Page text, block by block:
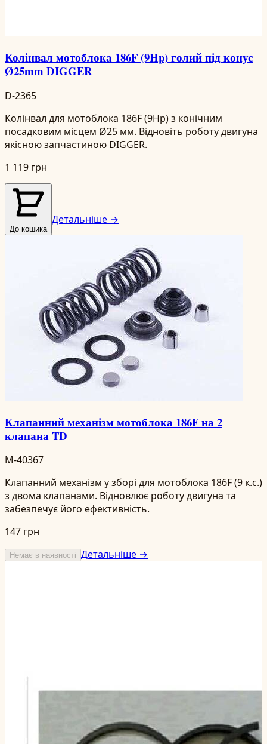
Колінвал мотоблока 186F (9Hp) голий під конус
Ø25mm DIGGER
D-2365
Колінвал для мотоблока 186F (9Hp) з конічним
посадковим місцем Ø25 мм. Відновіть роботу двигуна
якісною запчастиною DIGGER.
1 119 грн
До кошика
Детальніше →
Клапанний механізм мотоблока 186F на 2
клапана TD
M-40367
Клапанний механізм у зборі для мотоблока 186F (9 к.с.)
з двома клапанами. Відновлює роботу двигуна та
забезпечує його ефективність.
147 грн
Немає в наявності Детальніше →